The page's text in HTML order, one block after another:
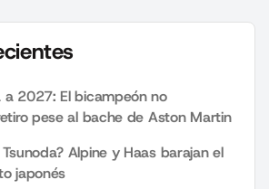
a 2027: El bicampeón no
pese al bache de Aston Martin
Alpine y Haas barajan el
japonés